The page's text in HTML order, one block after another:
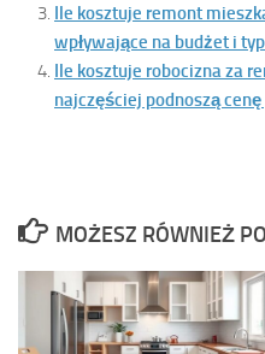
Ile kosztuje remont
wpływające na budżet i
Ile kosztuje robocizna za
najczęściej podnoszą
MOŻESZ RÓWNIEŻ